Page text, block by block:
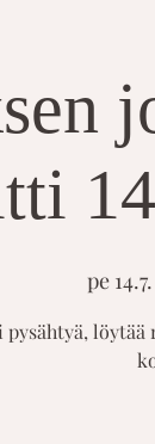
pe 14.7.
löytää